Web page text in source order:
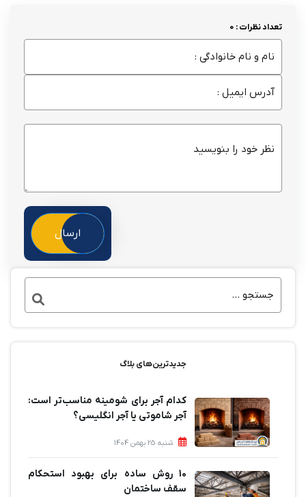
تعداد نظرات : 0
ارسال
جدیدترین‌های بلاگ
کدام آجر برای شومینه مناسب‌تر است:
آجر شاموتی یا آجر انگلیسی؟
شنبه 25 بهمن 1404
10 روش ساده برای بهبود استحکام
سقف ساختمان